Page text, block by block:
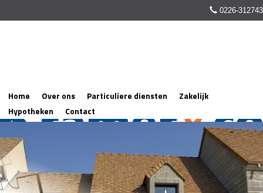
0226-312743
Home Over ons Particuliere diensten
Zakelijk
Hypotheken
Contact